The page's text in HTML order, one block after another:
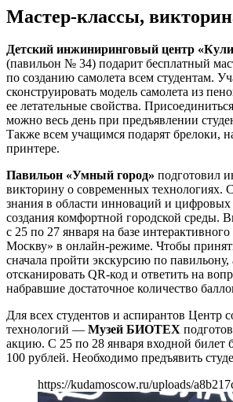
Мастер-классы,
Детский инжиниринговый центр
(павильон № 34) подарит бесплатный
по созданию самолета всем студентам.
сконструировать модель самолета из
ее летательные свойства.
можно весь день при предъявлении
Также всем учащимся подарят брелоки,
принтере.
Павильон «Умный город» подготовил
викторину о современных технологиях.
знания в области инноваций и цифровых
создания комфортной городской среды.
с 25 по 27 января на базе
Москву» в онлайн-режиме. Чтобы
сначала пройти экскурсию по павильону,
отсканировать QR-код и ответить на
набравшие достаточное количество
Для всех студентов и аспирантов Центр
технологий — Музей БИОТЕХ
акцию. С 25 по 28 января входной билет
100 рублей. Необходимо предъявить
https://kudamoscow.ru/uploads/